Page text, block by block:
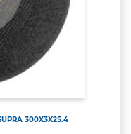
300X3X25.4